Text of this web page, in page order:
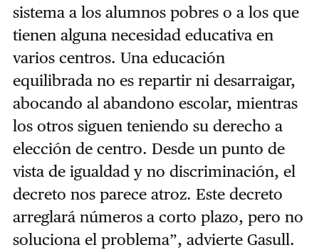
sistema a los alumnos pobres o a los que
tienen alguna necesidad educativa en
varios centros. Una educación
equilibrada no es repartir ni desarraigar,
abocando al abandono escolar, mientras
los otros siguen teniendo su derecho a
elección de centro. Desde un punto de
vista de igualdad y no discriminación, el
decreto nos parece atroz. Este decreto
arreglará números a corto plazo, pero no
soluciona el problema”, advierte Gasull.